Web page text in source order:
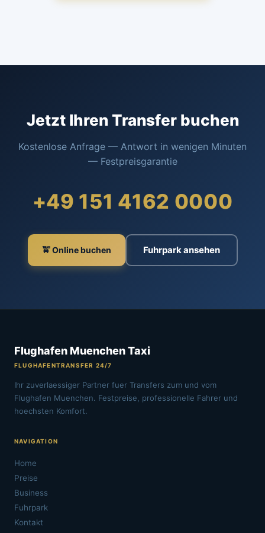
Jetzt Ihren Transfer buchen
Kostenlose Anfrage — Antwort in wenigen Minuten
— Festpreisgarantie
+49 151 4162 0000
🚖 Online buchen Fuhrpark ansehen
Flughafen Muenchen Taxi
FLUGHAFENTRANSFER 24/7
Ihr zuverlaessiger Partner fuer Transfers zum und vom
Flughafen Muenchen. Festpreise, professionelle Fahrer und
hoechsten Komfort.
NAVIGATION
Home
Preise
Business
Fuhrpark
Kontakt